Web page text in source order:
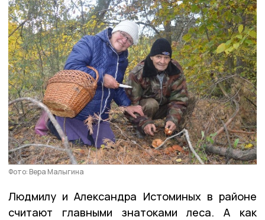
Фото: Вера Малыгина
Людмилу и Александра Истоминых в районе
считают главными знатоками леса. А как